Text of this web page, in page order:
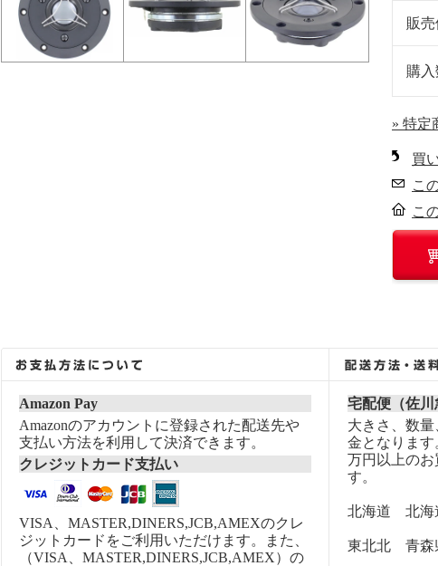
販
購入
» 特定
買
こ
こ
Amazon Pay
Amazonのアカウントに登録された配送先や
支払い方法を利用して決済できます。
クレジットカード支払い
VISA、MASTER,DINERS,JCB,AMEXのクレ
ジットカードをご利用いただけます。また、
（VISA、MASTER,DINERS,JCB,AMEX）の
宅配便（佐川
大きさ、数
金となりま
万円以上のお
す。
北海道 北海
東北北 青森